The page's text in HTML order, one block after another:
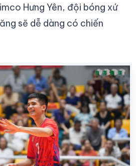
Hưng Yên, đội bóng xứ
sẽ dễ dàng có chiến